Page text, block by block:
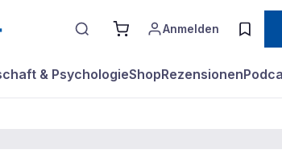
Anmelden
& PsychologieShopRezensionen